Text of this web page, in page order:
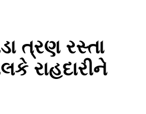
ત્રણ રસ્તા
રાહદારીને